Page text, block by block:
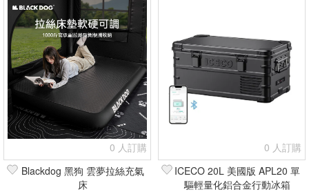
0 人訂購
Blackdog 黑狗 雲夢拉絲充氣
床
0 人訂購
ICECO 20L 美國版 APL20 單
驅輕量化鋁合金行動冰箱